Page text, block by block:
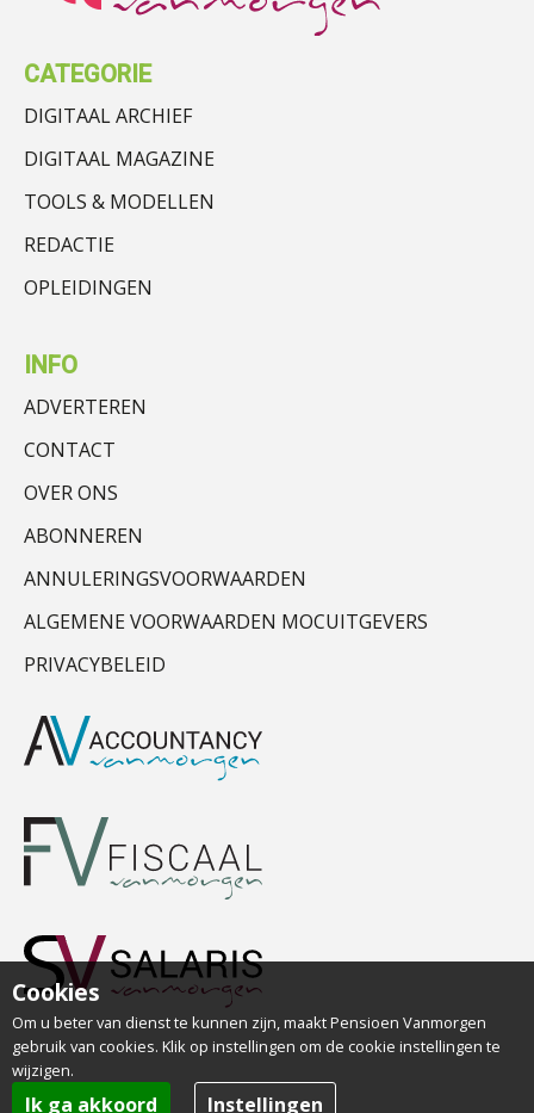
CATEGORIE
DIGITAAL ARCHIEF
DIGITAAL MAGAZINE
TOOLS & MODELLEN
REDACTIE
OPLEIDINGEN
INFO
ADVERTEREN
CONTACT
OVER ONS
ABONNEREN
ANNULERINGSVOORWAARDEN
ALGEMENE VOORWAARDEN MOCUITGEVERS
PRIVACYBELEID
Cookies
Om u beter van dienst te kunnen zijn, maakt Pensioen Vanmorgen
gebruik van cookies. Klik op instellingen om de cookie instellingen te
wijzigen.
Ik ga akkoord Instellingen